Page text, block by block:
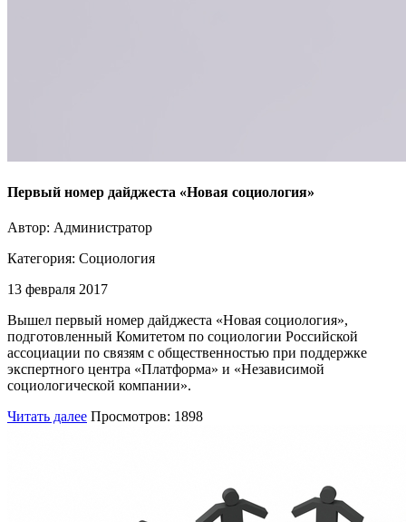
Первый номер дайджеста «Новая социология»
Автор: Администратор
Категория: Социология
13 февраля 2017
Вышел первый номер дайджеста «Новая социология»,
подготовленный Комитетом по социологии Российской
ассоциации по связям с общественностью при поддержке
экспертного центра «Платформа» и «Независимой
социологической компании».
Читать далее Просмотров: 1898